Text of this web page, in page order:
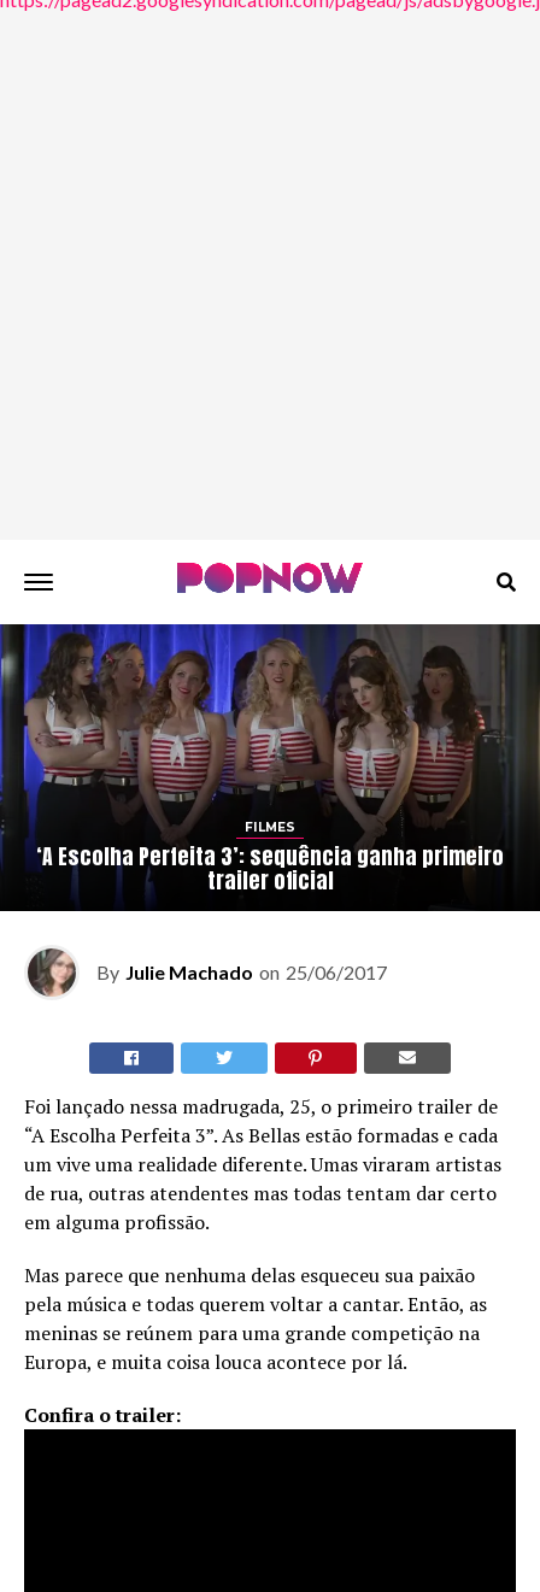
FILMES
‘A Escolha Perfeita 3’: sequência ganha primeiro
trailer oficial
By Julie Machado on 25/06/2017
Foi lançado nessa madrugada, 25, o primeiro trailer de
“A Escolha Perfeita 3”. As Bellas estão formadas e cada
um vive uma realidade diferente. Umas viraram artistas
de rua, outras atendentes mas todas tentam dar certo
em alguma profissão.
Mas parece que nenhuma delas esqueceu sua paixão
pela música e todas querem voltar a cantar. Então, as
meninas se reúnem para uma grande competição na
Europa, e muita coisa louca acontece por lá.
Confira o trailer: